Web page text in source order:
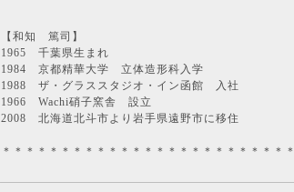
【和知 篤司】
1965 千葉県生まれ
1984 京都精華大学 立体造形科入学
1988 ザ・グラススタジオ・イン函館 入社
1966 Wachi硝子窯舎 設立
2008 北海道北斗市より岩手県遠野市に移住
＊＊＊＊＊＊＊＊＊＊＊＊＊＊＊＊＊＊＊＊＊＊＊＊